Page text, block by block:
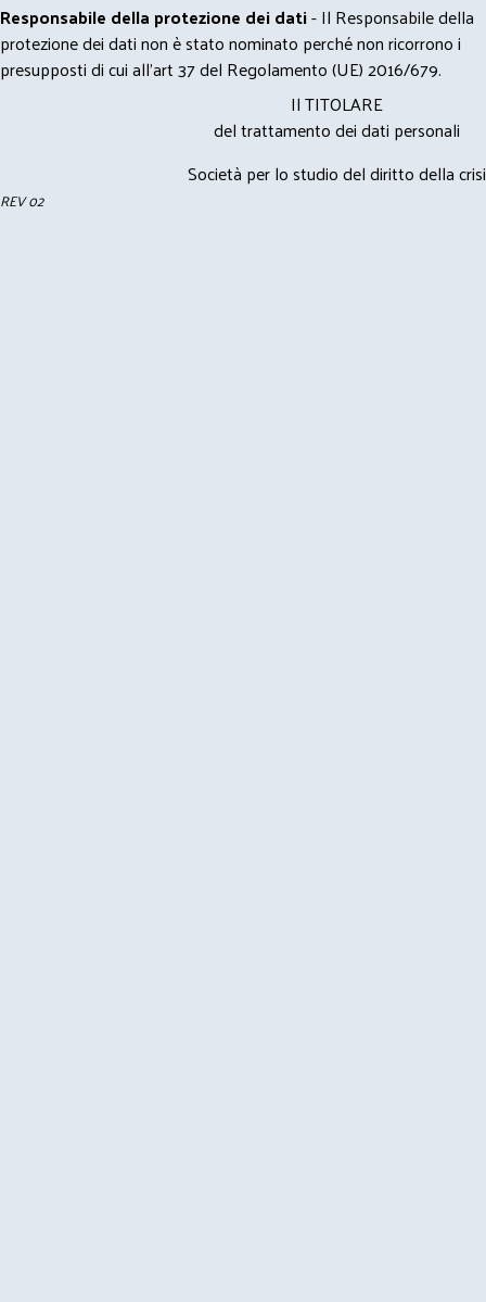
Responsabile della protezione dei dati- Il Responsabile della
protezione dei dati non è stato nominato perché non ricorrono i
presupposti di cui all’art 37 del Regolamento (UE) 2016/679.
Il TITOLARE
del trattamento dei dati personali
Società per lo studio del diritto della crisi
REV 02